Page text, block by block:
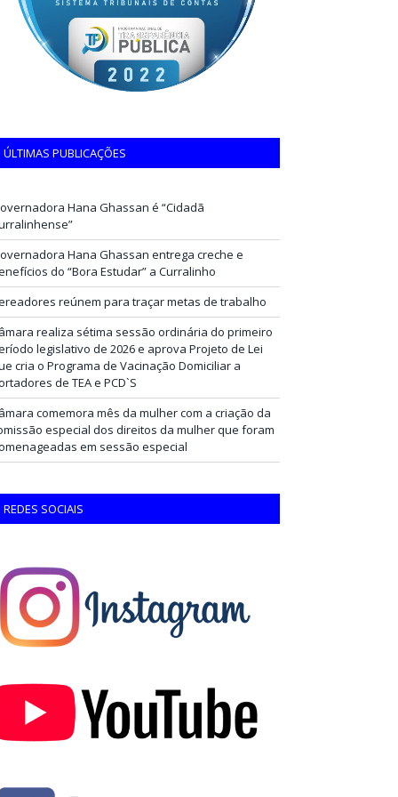
ÚLTIMAS PUBLICAÇÕES
Hana Ghassan é “Cidadã
Hana Ghassan entrega creche e
do “Bora Estudar” a Curralinho
reúnem para traçar metas de trabalho
realiza sétima sessão ordinária do primeiro
legislativo de 2026 e aprova Projeto de Lei
cria o Programa de Vacinação Domiciliar a
de TEA e PCD`S
comemora mês da mulher com a criação da
especial dos direitos da mulher que foram
em sessão especial
REDES SOCIAIS